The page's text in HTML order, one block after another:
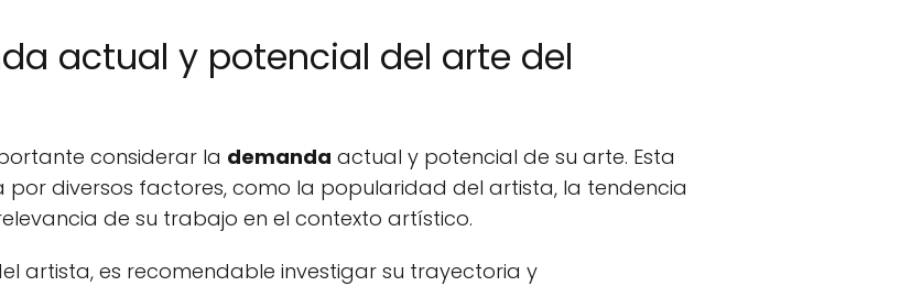
actual y potencial del arte del
considerar la demanda actual y potencial de su arte. Esta
diversos factores, como la popularidad del artista, la tendencia
de su trabajo en el contexto artístico.
artista, es recomendable investigar su trayectoria y